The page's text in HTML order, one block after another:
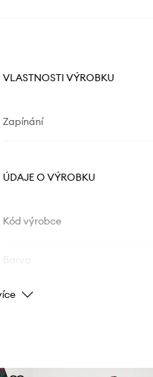
VLASTNOSTI VÝROBKU
Zapínání
ÚDAJE O VÝROBKU
Kód výrobce
Značka